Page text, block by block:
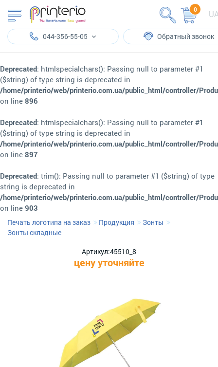
Deprecated: htmlspecialchars(): Passing null to parameter #1
($string) of type string is deprecated in
/home/printerio/web/printerio.com.ua/public_html/controller/
on line 896
Deprecated: htmlspecialchars(): Passing null to parameter #1
($string) of type string is deprecated in
/home/printerio/web/printerio.com.ua/public_html/controller/
on line 897
Deprecated: trim(): Passing null to parameter #1 ($string) of type
string is deprecated in
/home/printerio/web/printerio.com.ua/public_html/controller/
on line 903
0
044-356-55-05 Обратный звонок
Печать логотипа на заказ Продукция
Зонты
Зонты складные
Артикул:45510_8
цену уточняйте